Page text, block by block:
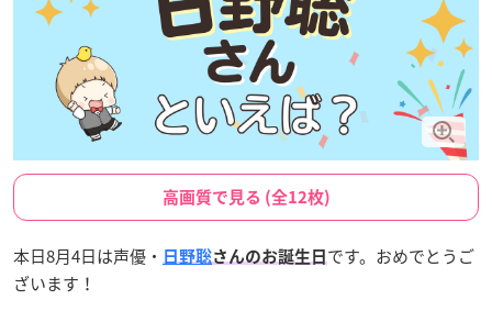
高画質で見る (全12枚)
本日8月4日は声優・ 日野聡さんのお誕生日 です。おめでとうご
ざいます！